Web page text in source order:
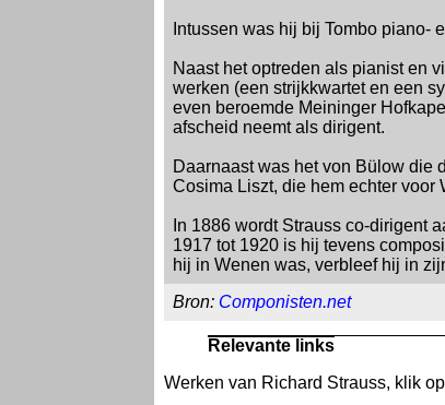
Intussen was hij bij Tombo piano-
Naast het optreden als pianist en
werken (een strijkkwartet en een
even beroemde Meininger
afscheid neemt als dirigent.
Daarnaast was het von Bülow die
Cosima Liszt, die hem echter voor
In 1886 wordt Strauss co-dirigent
1917 tot 1920 is hij tevens
hij in Wenen was, verbleef hij in
Bron: Componisten.net
Relevante links
Werken van Richard Strauss, klik